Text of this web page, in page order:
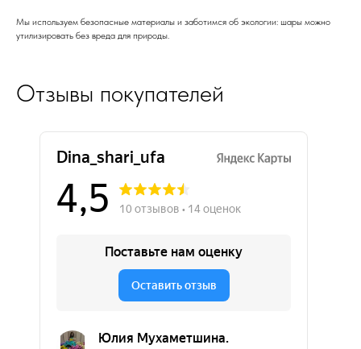
Мы используем безопасные материалы и заботимся об экологии: шары можно
утилизировать без вреда для природы.
Отзывы покупателей